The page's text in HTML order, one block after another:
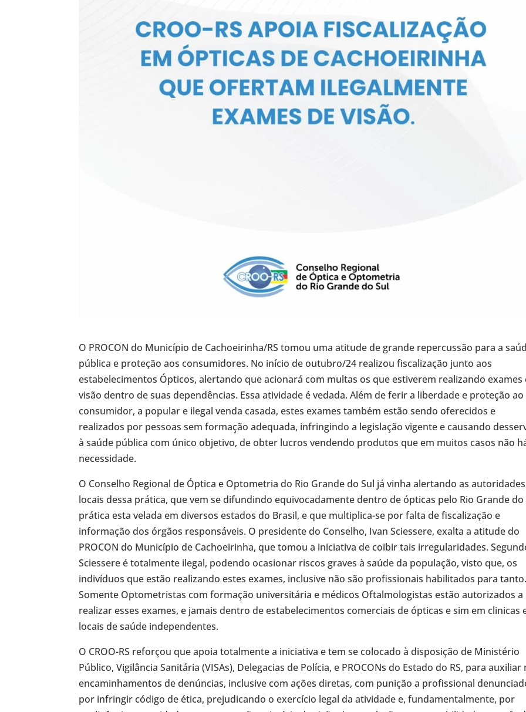
O PROCON do Município de Cachoeirinha/RS tomou uma atitude de grande repercussão para a
pública e proteção aos consumidores. No início de outubro/24 realizou fiscalização junto aos
estabelecimentos Ópticos, alertando que acionará com multas os que estiverem realizando exames
visão dentro de suas dependências. Essa atividade é vedada. Além de ferir a liberdade e proteção ao
consumidor, a popular e ilegal venda casada, estes exames também estão sendo oferecidos e
realizados por pessoas sem formação adequada, infringindo a legislação vigente e causando
à saúde pública com único objetivo, de obter lucros vendendo produtos que em muitos casos não
necessidade.
O Conselho Regional de Óptica e Optometria do Rio Grande do Sul já vinha alertando as autoridades
locais dessa prática, que vem se difundindo equivocadamente dentro de ópticas pelo Rio Grande do
prática esta velada em diversos estados do Brasil, e que multiplica-se por falta de fiscalização e
informação dos órgãos responsáveis. O presidente do Conselho, Ivan Sciessere, exalta a atitude do
PROCON do Município de Cachoeirinha, que tomou a iniciativa de coibir tais irregularidades.
Sciessere é totalmente ilegal, podendo ocasionar riscos graves à saúde da população, visto que, os
indivíduos que estão realizando estes exames, inclusive não são profissionais habilitados para tanto.
Somente Optometristas com formação universitária e médicos Oftalmologistas estão autorizados a
realizar esses exames, e jamais dentro de estabelecimentos comerciais de ópticas e sim em clinicas
locais de saúde independentes.
O CROO-RS reforçou que apoia totalmente a iniciativa e tem se colocado à disposição de Ministério
Público, Vigilância Sanitária (VISAs), Delegacias de Polícia, e PROCONs do Estado do RS, para auxiliar
encaminhamentos de denúncias, inclusive com ações diretas, com punição a profissional
por infringir código de ética, prejudicando o exercício legal da atividade e, fundamentalmente, por